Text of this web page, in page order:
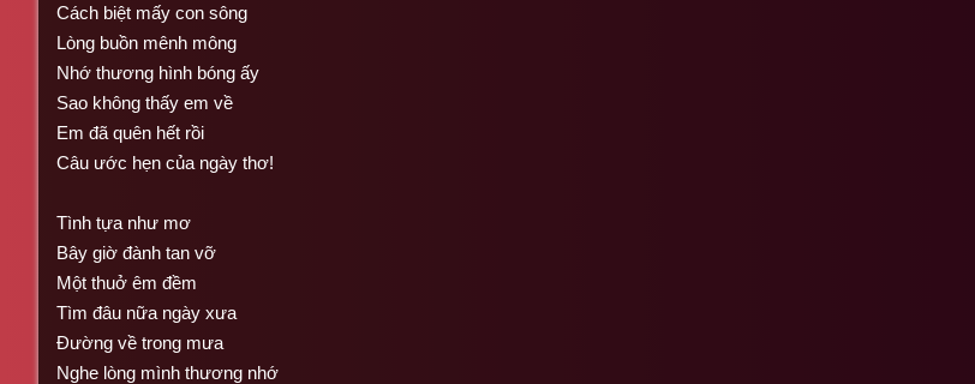
Cách biệt mấy con sông
Lòng buồn mênh mông
Nhớ thương hình bóng ấy
Sao không thấy em về
Em đã quên hết rồi
Câu ước hẹn của ngày thơ!
Tình tựa như mơ
Bây giờ đành tan vỡ
Một thuở êm đềm
Tìm đâu nữa ngày xưa
Đường về trong mưa
Nghe lòng mình thương nhớ